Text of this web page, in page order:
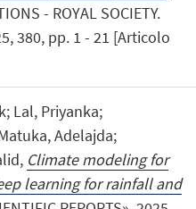
- ROYAL SOCIETY.
380, pp. 1 - 21 [Articolo
Lal, Priyanka;
Adelajda;
Climate modeling for
learning for rainfall and